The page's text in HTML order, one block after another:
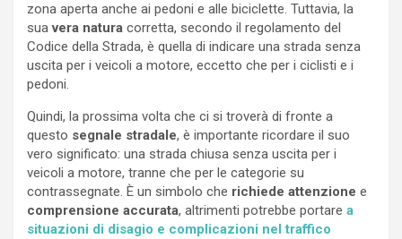
zona aperta anche ai pedoni e alle biciclette. Tuttavia, la
suavera natura corretta, secondo il regolamento del
Codice della Strada, è quella di indicare una strada senza
uscita per i veicoli a motore, eccetto che per i ciclisti e i
pedoni.
Quindi, la prossima volta che ci si troverà di fronte a
questo segnale stradale, è importante ricordare il suo
vero significato: una strada chiusa senza uscita per i
veicoli a motore, tranne che per le categorie su
contrassegnate. È un simbolo che richiede attenzione e
comprensione accurata, altrimenti potrebbe portare a
situazioni di disagio e complicazioni nel traffico